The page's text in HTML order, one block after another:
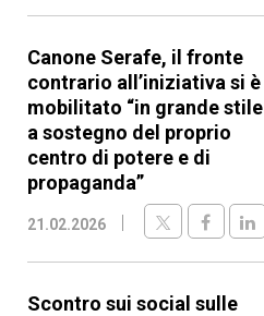
Canone Serafe, il fronte
contrario all’iniziativa si è
mobilitato “in grande stile
a sostegno del proprio
centro di potere e di
propaganda”
21.02.2026
Scontro sui social sulle